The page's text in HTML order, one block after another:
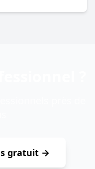
gratuit →